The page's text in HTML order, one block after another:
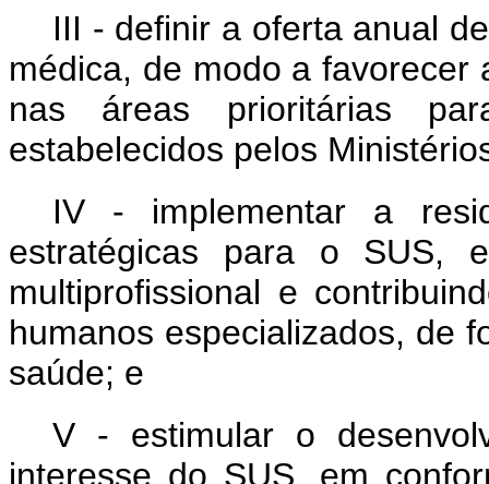
III - definir a oferta anual
médica, de modo a favorecer
nas áreas prioritárias
estabelecidos pelos
IV - implementar a
estratégicas para o SUS,
multiprofissional e
humanos especializados, de
saúde; e
V - estimular o
interesse do SUS, em